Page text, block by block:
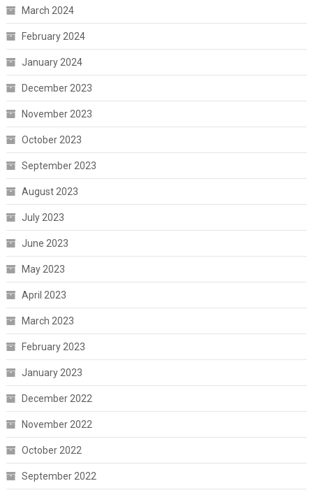
March 2024
February 2024
January 2024
December 2023
November 2023
October 2023
September 2023
August 2023
July 2023
June 2023
May 2023
April 2023
March 2023
February 2023
January 2023
December 2022
November 2022
October 2022
September 2022